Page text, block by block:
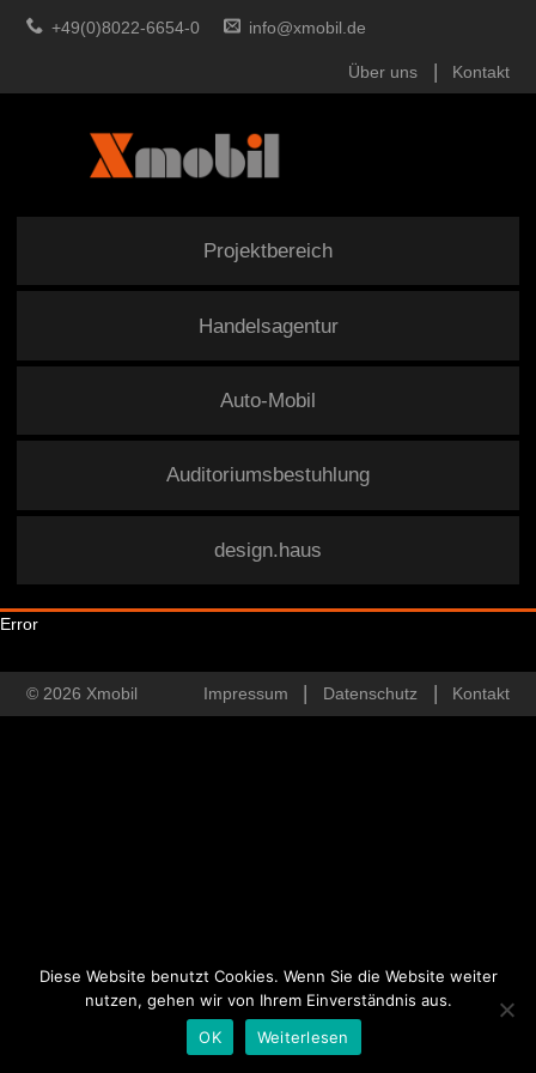
+49(0)8022-6654-0 info@xmobil.de
Über uns Kontakt
Projektbereich
Handelsagentur
Auto-Mobil
Auditoriumsbestuhlung
design.haus
Error
© 2026 Xmobil Impressum Datenschutz Kontakt
Diese Website benutzt Cookies. Wenn Sie die Website weiter
nutzen, gehen wir von Ihrem Einverständnis aus.
OK
Weiterlesen